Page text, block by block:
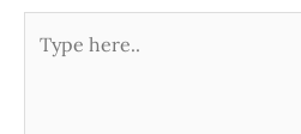
here..